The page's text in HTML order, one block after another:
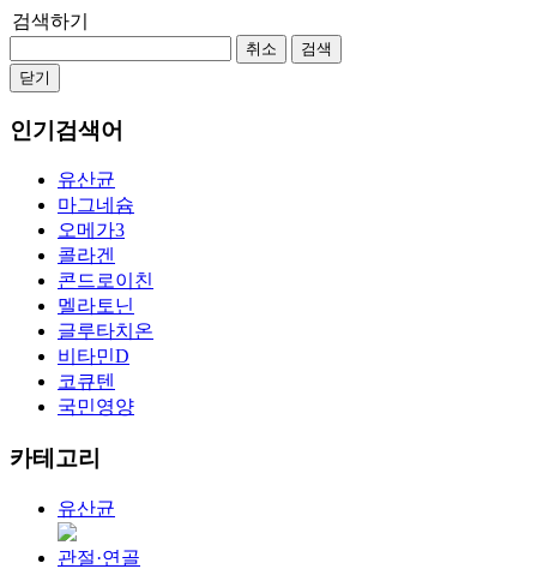
검색하기
취소
검색
닫기
인기검색어
유산균
마그네슘
오메가3
콜라겐
콘드로이친
멜라토닌
글루타치온
비타민D
코큐텐
국민영양
카테고리
유산균
관절·연골